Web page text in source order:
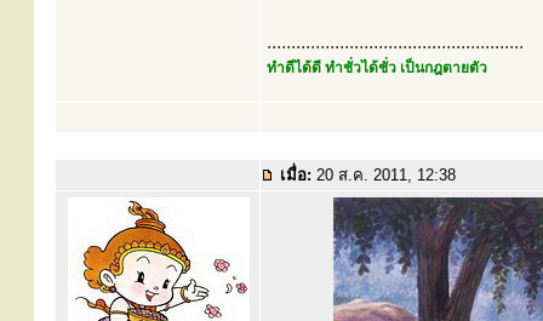
.....................................................
ทำดีได้ดี ทำชั่วได้ชั่ว เป็นกฎตายตัว
เมื่อ: 20 ส.ค. 2011, 12:38